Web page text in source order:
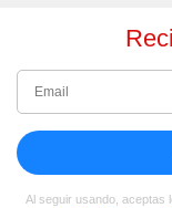
Al seguir usando, aceptas